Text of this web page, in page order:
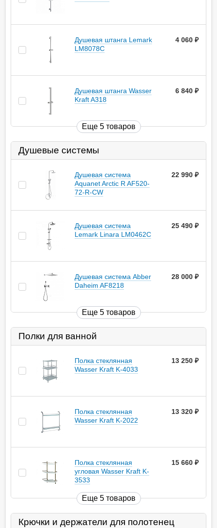
Душевая штанга Lemark
LM8078C
4 060
Душевая штанга Wasser
Kraft A318
6 840
Еще 5 товаров
Душевые системы
Душевая система
Aquanet Arctic R AF520-
72-R-CW
22 990
Душевая система
Lemark Linara LM0462C
25 490
Душевая система Abber
Daheim AF8218
28 000
Еще 5 товаров
Полки для ванной
Полка стеклянная
Wasser Kraft K-4033
13 250
Полка стеклянная
Wasser Kraft K-2022
13 320
Полка стеклянная
угловая Wasser Kraft K-
3533
15 660
Еще 5 товаров
Крючки и держатели для полотенец